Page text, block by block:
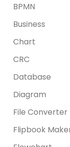
BPMN
Business
Chart
CRC
Database
Diagram
File Converter
Flipbook